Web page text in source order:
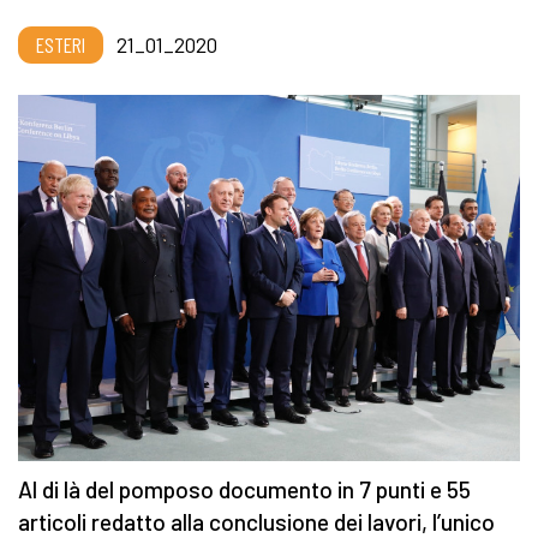
ESTERI 21_01_2020
Al di là del pomposo documento in 7 punti e 55
articoli redatto alla conclusione dei lavori, l’unico